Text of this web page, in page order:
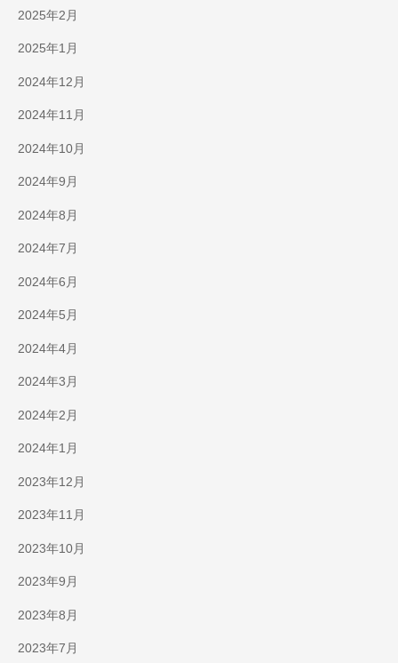
2025年2月
2025年1月
2024年12月
2024年11月
2024年10月
2024年9月
2024年8月
2024年7月
2024年6月
2024年5月
2024年4月
2024年3月
2024年2月
2024年1月
2023年12月
2023年11月
2023年10月
2023年9月
2023年8月
2023年7月